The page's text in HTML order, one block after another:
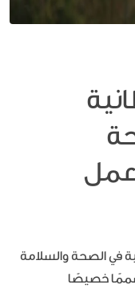
في الصحة والسلامة
خصيصًا